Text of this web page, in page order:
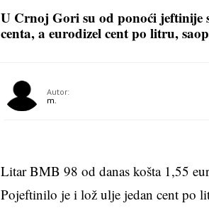
U Crnoj Gori su od ponoći jeftinije
centa, a eurodizel cent po litru,
Autor:
m.
Litar BMB 98 od danas košta 1,55
Pojeftinilo je i lož ulje jedan cent po